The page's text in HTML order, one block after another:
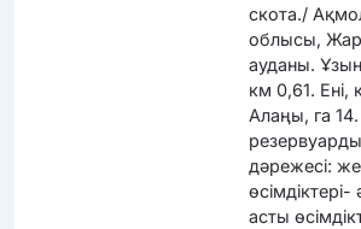
скота./
облысы,
ауданы.
км 0,61. Ені,
Алаңы, га 14.
дәрежесі:
өсімдіктері-
асты